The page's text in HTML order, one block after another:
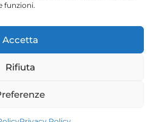
funzioni.
Accetta
Rifiuta
ISCRIVIMI
Tutti i diritti riservati
da